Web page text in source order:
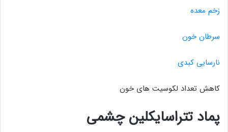
زخم معده
سرطان خون
نارسایی کبدی
کاهش تعداد لکوسیت های خون
پماد تتراسایکلین چشمی